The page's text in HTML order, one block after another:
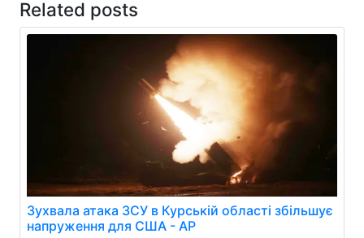
Related posts
Зухвала атака ЗСУ в Курській області збільшує
напруження для США - AP